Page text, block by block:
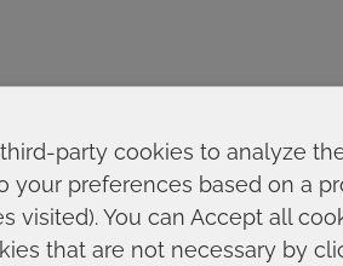
party cookies to analyze
your preferences based on a
visited). You can Accept all
that are not necessary by